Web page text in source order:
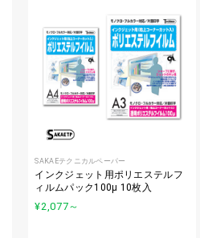
SAKAEテクニカルペーパー
インクジェット用ポリエステルフ
ィルムパック100μ 10枚入
¥2,077～